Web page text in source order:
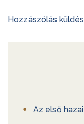
Hozzászólás
Az első